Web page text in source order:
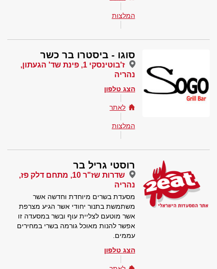
המלצות
סוגו - ביסטרו בר כשר
ז'בוטינסקי 1, פינת שד' הגעתון,
נהריה
הצג טלפון
לאתר
המלצות
רוסטי גריל בר
שדרות שז"ר 10, מתחם דלק פז,
נהריה
מסעדת בשרים מיוחדת וחדשה אשר
משתמשת בתנור יחודי אשר הגיע מצרפת
אשר מוטעם לצליית עוף ובשר במסעדה זו
אפשר להנות מאוכל גורמה בשרי במחירים
עממים.
הצג טלפון